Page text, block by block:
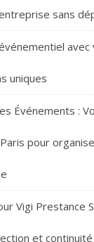
sans
uniques
Événements :
pour
Vigi Prestance
et